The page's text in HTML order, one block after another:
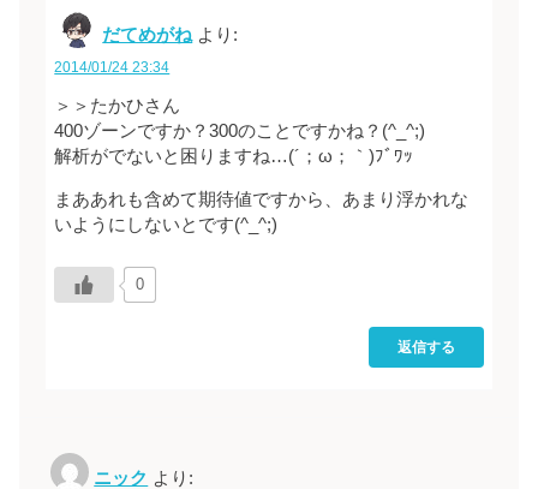
だてめがね より:
2014/01/24 23:34
＞＞たかひさん
400ゾーンですか？300のことですかね？(^_^;)
解析がでないと困りますね…(´；ω；｀)ﾌﾞﾜｯ
まああれも含めて期待値ですから、あまり浮かれな
いようにしないとです(^_^;)
0
返信する
ニック より: